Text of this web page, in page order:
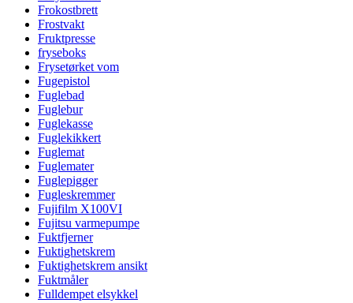
Frokostbrett
Frostvakt
Fruktpresse
fryseboks
Frysetørket vom
Fugepistol
Fuglebad
Fuglebur
Fuglekasse
Fuglekikkert
Fuglemat
Fuglemater
Fuglepigger
Fugleskremmer
Fujifilm X100VI
Fujitsu varmepumpe
Fuktfjerner
Fuktighetskrem
Fuktighetskrem ansikt
Fuktmåler
Fulldempet elsykkel